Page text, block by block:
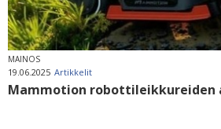
MAINOS
19.06.2025 Artikkelit
Mammotion robottileikkureiden